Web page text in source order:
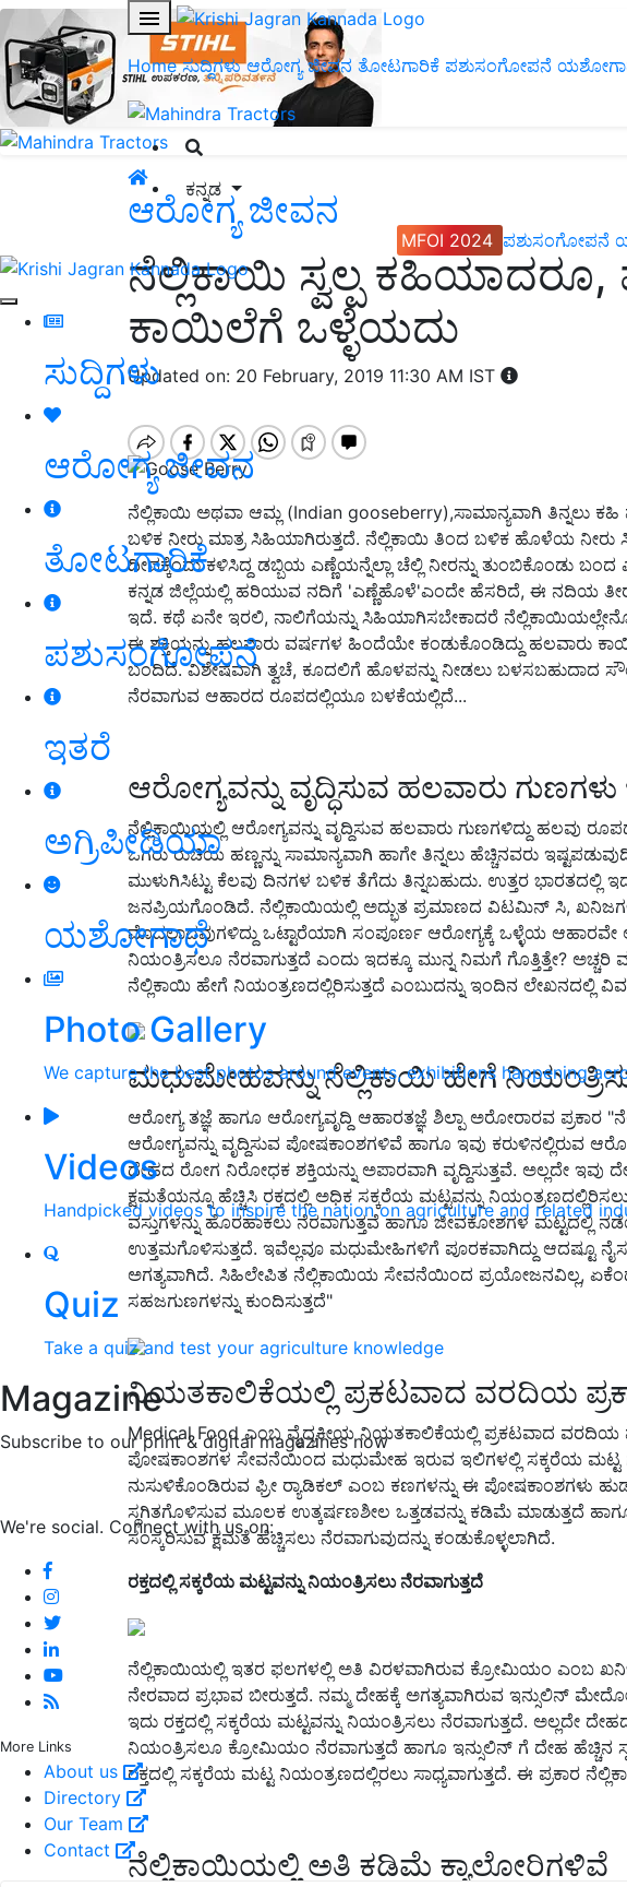
Home ಸುದ್ದಿಗಳು ಆರೋಗ್ಯ ಜೀವನ ತೋಟಗಾರಿಕೆ ಪಶುಸಂಗೋಪನೆ
ಕನ್ನಡ
MFOI 2024 ಪಶುಸಂಗೋಪನೆ
ಸುದ್ದಿಗಳು
ಆರೋಗ್ಯ ಜೀವನ
ತೋಟಗಾರಿಕೆ
ಪಶುಸಂಗೋಪನೆ
ಇತರೆ
ಅಗ್ರಿಪೀಡಿಯಾ
ಯಶೋಗಾಥೆ
Photo Gallery
We capture the best photos around events, exhibitions happening
Videos
Handpicked videos to inspire the nation on agriculture and related
Quiz
Take a quiz and test your agriculture knowledge
Magazine
Subscribe to our print & digital magazines now
We're social. Connect with us on:
More Links
About us
Directory
Our Team
Contact
ಆರೋಗ್ಯ ಜೀವನ
ನೆಲ್ಲಿಕಾಯಿ ಸ್ವಲ್ಪ
ಕಾಯಿಲೆಗೆ ಒಳ್ಳೆಯದು
Updated on: 20 February, 2019 11:30 AM IST
ನೆಲ್ಲಿಕಾಯಿ ಅಥವಾ ಆಮ್ಲ (Indian gooseberry),ಸಾಮಾನ್ಯವಾಗಿ ತಿನ್ನಲು ಕಹಿ
ಬಳಿಕ ನೀರು ಮಾತ್ರ ಸಿಹಿಯಾಗಿರುತ್ತದೆ. ನೆಲ್ಲಿಕಾಯಿ ತಿಂದ ಬಳಿಕ ಹೊಳೆಯ ನೀರು
ದೀಪಕ್ಕೆಂದು ಕಳಿಸಿದ್ದ ಡಬ್ಬಿಯ ಎಣ್ಣೆಯನ್ನೆಲ್ಲಾ ಚೆಲ್ಲಿ ನೀರನ್ನು ತುಂಬಿಕೊಂಡು
ಕನ್ನಡ ಜಿಲ್ಲೆಯಲ್ಲಿ ಹರಿಯುವ ನದಿಗೆ 'ಎಣ್ಣೆಹೊಳೆ'ಎಂದೇ ಹೆಸರಿದೆ, ಈ ನದಿಯ
ಇದೆ. ಕಥೆ ಏನೇ ಇರಲಿ, ನಾಲಿಗೆಯನ್ನು ಸಿಹಿಯಾಗಿಸಬೇಕಾದರೆ
ಈ ಶಕ್ತಿಯನ್ನು ಹಲವಾರು ವರ್ಷಗಳ ಹಿಂದೆಯೇ ಕಂಡುಕೊಂಡಿದ್ದು ಹಲವಾರು
ಬಂದಿದೆ. ವಿಶೇಷವಾಗಿ ತ್ವಚೆ, ಕೂದಲಿಗೆ ಹೊಳಪನ್ನು ನೀಡಲು
ನೆರವಾಗುವ ಆಹಾರದ ರೂಪದಲ್ಲಿಯೂ ಬಳಕೆಯಲ್ಲಿದೆ...
ಆರೋಗ್ಯವನ್ನು ವೃದ್ಧಿಸುವ ಹಲವಾರು
ನೆಲ್ಲಿಕಾಯಿಯಲ್ಲಿ ಆರೋಗ್ಯವನ್ನು ವೃದ್ದಿಸುವ ಹಲವಾರು ಗುಣಗಳಿದ್ದು ಹಲವು
ಒಗರು ರುಚಿಯ ಹಣ್ಣನ್ನು ಸಾಮಾನ್ಯವಾಗಿ ಹಾಗೇ ತಿನ್ನಲು ಹೆಚ್ಚಿನವರು
ಮುಳುಗಿಸಿಟ್ಟು ಕೆಲವು ದಿನಗಳ ಬಳಿಕ ತೆಗೆದು ತಿನ್ನಬಹುದು. ಉತ್ತರ ಭಾರತದಲ್ಲಿ
ಜನಪ್ರಿಯಗೊಂಡಿದೆ. ನೆಲ್ಲಿಕಾಯಿಯಲ್ಲಿ ಅದ್ಭುತ ಪ್ರಮಾಣದ ವಿಟಮಿನ್ ಸಿ,
ಮೊದಲಾದವುಗಳಿದ್ದು ಒಟ್ಟಾರೆಯಾಗಿ ಸಂಪೂರ್ಣ ಆರೋಗ್ಯಕ್ಕೆ ಒಳ್ಳೆಯ
ನಿಯಂತ್ರಿಸಲೂ ನೆರವಾಗುತ್ತದೆ ಎಂದು ಇದಕ್ಕೂ ಮುನ್ನ ನಿಮಗೆ ಗೊತ್ತಿತ್ತೇ? ಅಚ್ಚರಿ
ನೆಲ್ಲಿಕಾಯಿ ಹೇಗೆ ನಿಯಂತ್ರಣದಲ್ಲಿರಿಸುತ್ತದೆ ಎಂಬುದನ್ನು ಇಂದಿನ ಲೇಖನದಲ್ಲಿ
ಮಧುಮೇಹವನ್ನು ನೆಲ್ಲಿಕಾಯಿ ಹೇಗೆ
ಆರೋಗ್ಯ ತಜ್ಞೆ ಹಾಗೂ ಆರೋಗ್ಯವೃದ್ದಿ ಆಹಾರತಜ್ಞೆ ಶಿಲ್ಪಾ ಅರೋರಾರವ
ಆರೋಗ್ಯವನ್ನು ವೃದ್ದಿಸುವ ಪೋಷಕಾಂಶಗಳಿವೆ ಹಾಗೂ ಇವು ಕರುಳಿನಲ್ಲಿರುವ
ದೇಹದ ರೋಗ ನಿರೋಧಕ ಶಕ್ತಿಯನ್ನು ಅಪಾರವಾಗಿ ವೃದ್ದಿಸುತ್ತವೆ. ಅಲ್ಲದೇ ಇವು
ಕ್ಷಮತೆಯನ್ನೂ ಹೆಚ್ಚಿಸಿ ರಕ್ತದಲ್ಲಿ ಅಧಿಕ ಸಕ್ಕರೆಯ ಮಟ್ಟವನ್ನು
ವಸ್ತುಗಳನ್ನು ಹೊರಹಾಕಲು ನೆರವಾಗುತ್ತವೆ ಹಾಗೂ ಜೀವಕೋಶಗಳ ಮಟ್ಟದಲ್ಲಿ
ಉತ್ತಮಗೊಳಿಸುತ್ತದೆ. ಇವೆಲ್ಲವೂ ಮಧುಮೇಹಿಗಳಿಗೆ ಪೂರಕವಾಗಿದ್ದು ಆದಷ್ಟೂ
ಅಗತ್ಯವಾಗಿದೆ. ಸಿಹಿಲೇಪಿತ ನೆಲ್ಲಿಕಾಯಿಯ ಸೇವನೆಯಿಂದ ಪ್ರಯೋಜನವಿಲ್ಲ,
ಸಹಜಗುಣಗಳನ್ನು ಕುಂದಿಸುತ್ತದೆ"
ನಿಯತಕಾಲಿಕೆಯಲ್ಲಿ ಪ್ರಕಟವಾದ ವರದಿಯ
Medical Food ಎಂಬ ವೈದ್ಯಕೀಯ ನಿಯತಕಾಲಿಕೆಯಲ್ಲಿ ಪ್ರಕಟವಾದ ವರದಿಯ
ಪೋಷಕಾಂಶಗಳ ಸೇವನೆಯಿಂದ ಮಧುಮೇಹ ಇರುವ ಇಲಿಗಳಲ್ಲಿ ಸಕ್ಕರೆಯ
ನುಸುಳಿಕೊಂಡಿರುವ ಫ್ರೀ ರ್‍ಯಾಡಿಕಲ್ ಎಂಬ ಕಣಗಳನ್ನು ಈ ಪೋಷಕಾಂಶಗಳು
ಸ್ಥಗಿತಗೊಳಿಸುವ ಮೂಲಕ ಉತ್ಕರ್ಷಣಶೀಲ ಒತ್ತಡವನ್ನು ಕಡಿಮೆ ಮಾಡುತ್ತದೆ
ಸಂಸ್ಕರಿಸುವ ಕ್ಷಮತೆ ಹೆಚ್ಚಿಸಲು ನೆರವಾಗುವುದನ್ನು ಕಂಡುಕೊಳ್ಳಲಾಗಿದೆ.
ರಕ್ತದಲ್ಲಿ ಸಕ್ಕರೆಯ ಮಟ್ಟವನ್ನು ನಿಯಂತ್ರಿಸಲು ನೆರವಾಗುತ್ತದೆ
ನೆಲ್ಲಿಕಾಯಿಯಲ್ಲಿ ಇತರ ಫಲಗಳಲ್ಲಿ ಅತಿ ವಿರಳವಾಗಿರುವ ಕ್ರೋಮಿಯಂ ಎಂಬ
ನೇರವಾದ ಪ್ರಭಾವ ಬೀರುತ್ತದೆ. ನಮ್ಮ ದೇಹಕ್ಕೆ ಅಗತ್ಯವಾಗಿರುವ ಇನ್ಸುಲಿನ್
ಇದು ರಕ್ತದಲ್ಲಿ ಸಕ್ಕರೆಯ ಮಟ್ಟವನ್ನು ನಿಯಂತ್ರಿಸಲು ನೆರವಾಗುತ್ತದೆ. ಅಲ್ಲದೇ
ನಿಯಂತ್ರಿಸಲೂ ಕ್ರೋಮಿಯಂ ನೆರವಾಗುತ್ತದೆ ಹಾಗೂ ಇನ್ಸುಲಿನ್ ಗೆ ದೇಹ ಹೆಚ್ಚಿನ
ರಕ್ತದಲ್ಲಿ ಸಕ್ಕರೆಯ ಮಟ್ಟ ನಿಯಂತ್ರಣದಲ್ಲಿರಲು ಸಾಧ್ಯವಾಗುತ್ತದೆ. ಈ ಪ್ರಕಾರ
ನೆಲ್ಲಿಕಾಯಿಯಲ್ಲಿ ಅತಿ ಕಡಿಮೆ ಕ್ಯಾಲೋರಿಗಳಿವೆ